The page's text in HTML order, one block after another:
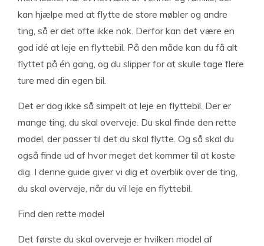
kan hjælpe med at flytte de store møbler og andre
ting, så er det ofte ikke nok. Derfor kan det være en
god idé at leje en flyttebil. På den måde kan du få alt
flyttet på én gang, og du slipper for at skulle tage flere
ture med din egen bil.
Det er dog ikke så simpelt at leje en flyttebil. Der er
mange ting, du skal overveje. Du skal finde den rette
model, der passer til det du skal flytte. Og så skal du
også finde ud af hvor meget det kommer til at koste
dig. I denne guide giver vi dig et overblik over de ting,
du skal overveje, når du vil leje en flyttebil.
Find den rette model
Det første du skal overveje er hvilken model af